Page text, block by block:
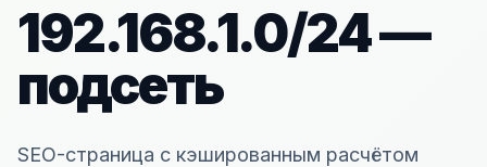
192.168.1.0/24 —
подсеть
SEO-страница с кэшированным расчётом